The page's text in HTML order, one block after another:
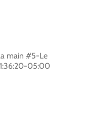
main #5-Le
05:00